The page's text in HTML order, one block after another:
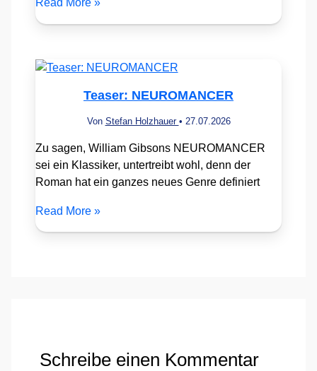
Read More »
Teaser: NEUROMANCER
Von Stefan Holzhauer • 27.07.2026
Zu sagen, William Gibsons NEUROMANCER
sei ein Klassiker, untertreibt wohl, denn der
Roman hat ein ganzes neues Genre definiert
Read More »
Schreibe einen Kommentar